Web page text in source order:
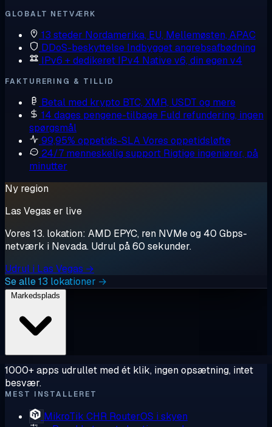
GLOBALT NETVÆRK
13 steder Nordamerika, EU, Mellemøsten, APAC
DDoS-beskyttelse Indbygget angrebsafbødning
IPv6 + dedikeret IPv4 Native v6, din egen v4
FAKTURERING & TILLID
Betal med krypto BTC, XMR, USDT og mere
14 dages pengene-tilbage Fuld refundering, ingen
spørgsmål
99,95% oppetids-SLAVores oppetidsløfte
24/7 menneskelig support Rigtige ingeniører, på
minutter
Ny region
Las Vegas er live
Vores 13. lokation: AMD EPYC, ren NVMe og 40 Gbps-
netværk i Nevada. Udrul på 60 sekunder.
Udrul i Las Vegas →
Se alle 13 lokationer →
1000+ apps udrullet med ét klik, ingen opsætning, intet
besvær.
MEST INSTALLERET
MikroTik CHR RouterOS i skyen